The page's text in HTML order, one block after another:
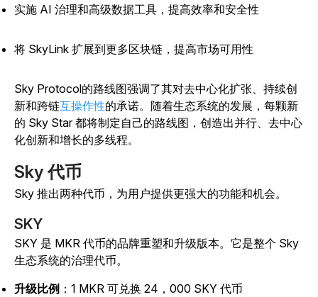
实施 AI 治理和高级数据工具，提高效率和安全性
将 SkyLink 扩展到更多区块链，提高市场可用性
Sky Protocol的路线图强调了其对去中心化扩张、持续创
新和跨链互操作性的承诺。随着生态系统的发展，每颗新
的 Sky Star 都将制定自己的路线图，创造出并行、去中心
化创新和增长的多线程。
Sky 代币
Sky 推出两种代币，为用户提供更强大的功能和机会。
SKY
SKY 是 MKR 代币的品牌重塑和升级版本。它是整个 Sky
生态系统的治理代币。
升级比例 ：1 MKR 可兑换 24，000 SKY 代币